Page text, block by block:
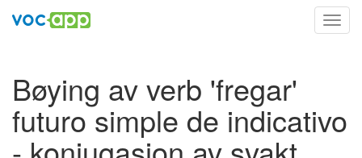
Bøying av verb 'fregar'
futuro simple de indicativo